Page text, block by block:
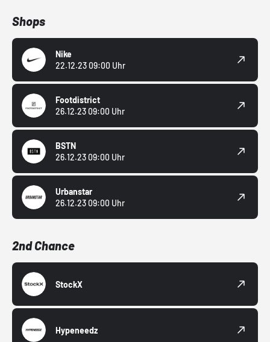
Shops
Nike
22.12.23 09:00 Uhr
Footdistrict
26.12.23 09:00 Uhr
BSTN
26.12.23 09:00 Uhr
Urbanstar
26.12.23 09:00 Uhr
2nd Chance
StockX
Hypeneedz